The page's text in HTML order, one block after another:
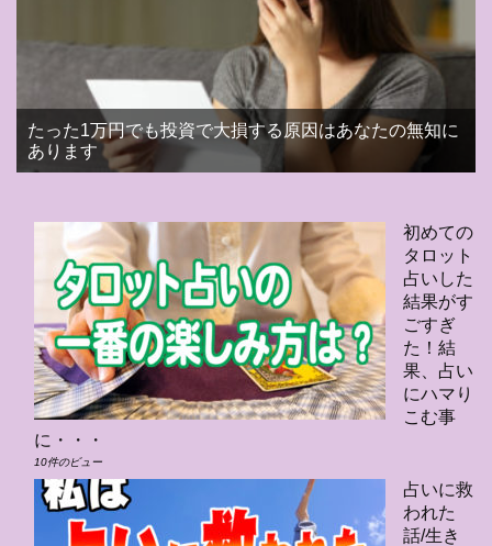
たった1万円でも投資で大損する原因はあなたの無知に
あります
初めての
タロット
占いした
結果がす
ごすぎ
た！結
果、占い
にハマり
こむ事
に・・・
10件のビュー
占いに救
われた
話/生き